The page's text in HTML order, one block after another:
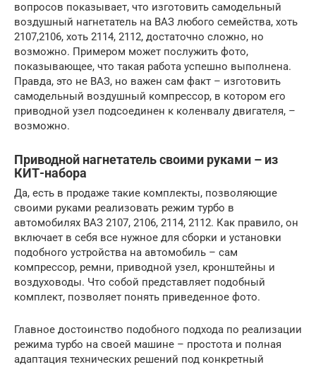
вопросов показывает, что изготовить самодельный
воздушный нагнетатель на ВАЗ любого семейства, хоть
2107,2106, хоть 2114, 2112, достаточно сложно, но
возможно. Примером может послужить фото,
показывающее, что такая работа успешно выполнена.
Правда, это не ВАЗ, но важен сам факт – изготовить
самодельный воздушный компрессор, в котором его
приводной узел подсоединен к коленвалу двигателя, –
возможно.
Приводной нагнетатель своими руками – из
КИТ-набора
Да, есть в продаже такие комплекты, позволяющие
своими руками реализовать режим турбо в
автомобилях ВАЗ 2107, 2106, 2114, 2112. Как правило, он
включает в себя все нужное для сборки и установки
подобного устройства на автомобиль – сам
компрессор, ремни, приводной узел, кронштейны и
воздуховоды. Что собой представляет подобный
комплект, позволяет понять приведенное фото.
Главное достоинство подобного подхода по реализации
режима турбо на своей машине – простота и полная
адаптация технических решений под конкретный